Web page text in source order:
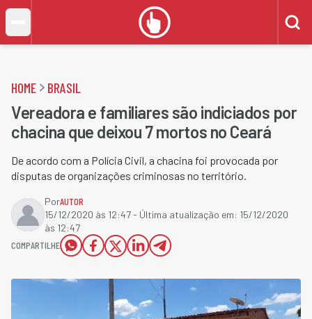
HOME BRASIL
Vereadora e familiares são indiciados por
chacina que deixou 7 mortos no Ceará
De acordo com a Polícia Civil, a chacina foi provocada por
disputas de organizações criminosas no território.
PorAUTOR
15/12/2020 às 12:47- Última atualização em: 15/12/2020
às 12:47
COMPARTILHE